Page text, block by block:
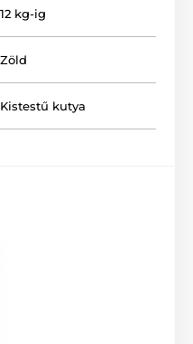
a minőség és a
lett ellátva. A termék
színváltozatban is
12 kg-ig
Zöld
Kistestű kutya